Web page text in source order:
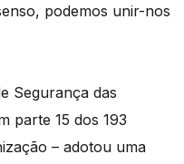
podemos unir-nos
Segurança das
parte 15 dos 193
– adotou uma